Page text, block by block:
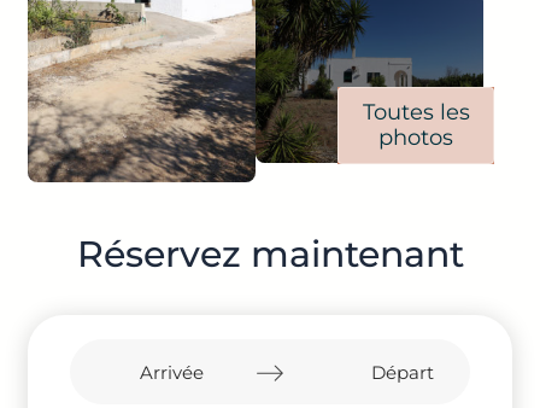
Toutes les
photos
Réservez maintenant
Navigate